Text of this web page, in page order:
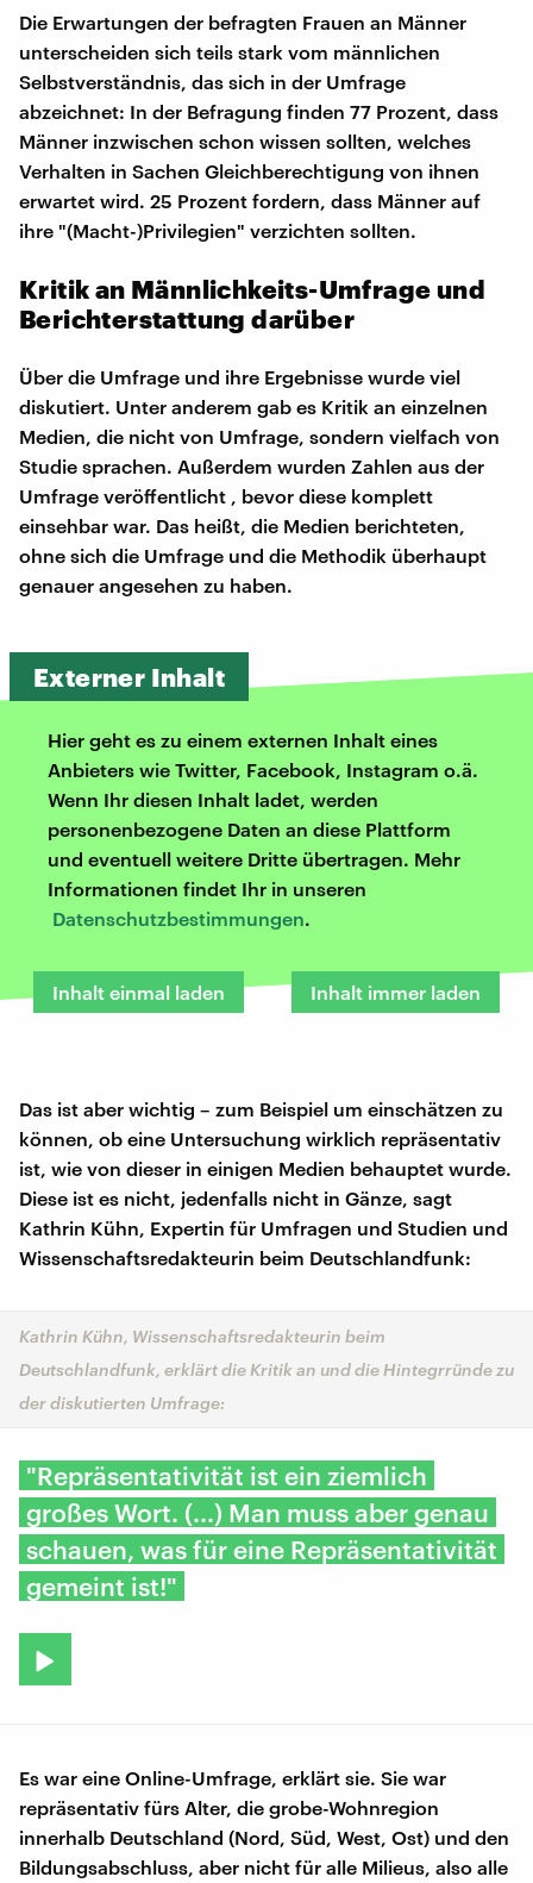
Die Erwartungen der befragten Frauen an Männer
unterscheiden sich teils stark vom männlichen
Selbstverständnis, das sich in der Umfrage
abzeichnet: In der Befragung finden 77 Prozent, dass
Männer inzwischen schon wissen sollten, welches
Verhalten in Sachen Gleichberechtigung von ihnen
erwartet wird. 25 Prozent fordern, dass Männer auf
ihre "(Macht-)Privilegien" verzichten sollten.
Kritik an Männlichkeits-Umfrage und
Berichterstattung darüber
Über die Umfrage und ihre Ergebnisse wurde viel
diskutiert. Unter anderem gab es Kritik an einzelnen
Medien, die nicht von Umfrage, sondern vielfach von
Studie sprachen. Außerdem wurden Zahlen aus der
Umfrage veröffentlicht , bevor diese komplett
einsehbar war. Das heißt, die Medien berichteten,
ohne sich die Umfrage und die Methodik überhaupt
genauer angesehen zu haben.
Externer Inhalt
Hier geht es zu einem externen Inhalt eines
Anbieters wie Twitter, Facebook, Instagram o.ä.
Wenn Ihr diesen Inhalt ladet, werden
personenbezogene Daten an diese Plattform
und eventuell weitere Dritte übertragen. Mehr
Informationen findet Ihr in unseren
Datenschutzbestimmungen.
Inhalt einmal laden Inhalt immer laden
Das ist aber wichtig – zum Beispiel um einschätzen zu
können, ob eine Untersuchung wirklich repräsentativ
ist, wie von dieser in einigen Medien behauptet wurde.
Diese ist es nicht, jedenfalls nicht in Gänze, sagt
Kathrin Kühn, Expertin für Umfragen und Studien und
Wissenschaftsredakteurin beim Deutschlandfunk:
Kathrin Kühn, Wissenschaftsredakteurin beim
Deutschlandfunk, erklärt die Kritik an und die Hintegrründe zu
der diskutierten Umfrage:
"Repräsentativität ist ein ziemlich
großes Wort. (...) Man muss aber genau
schauen, was für eine Repräsentativität
gemeint ist!"
Es war eine Online-Umfrage, erklärt sie. Sie war
repräsentativ fürs Alter, die grobe-Wohnregion
innerhalb Deutschland (Nord, Süd, West, Ost) und den
Bildungsabschluss, aber nicht für alle Milieus, also alle